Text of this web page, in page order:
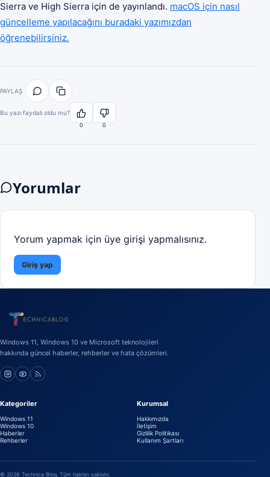
Sierra ve High Sierra için de yayınlandı. macOS için nasıl
güncelleme yapılacağını buradaki yazımızdan
öğrenebilirsiniz.
PAYLAŞ
Bu yazı faydalı oldu mu?
0 0
Yorumlar
Yorum yapmak için üye girişi yapmalısınız.
Giriş yap
Windows 11, Windows 10 ve Microsoft teknolojileri
hakkında güncel haberler, rehberler ve hata çözümleri.
Kategoriler
Windows 11
Windows 10
Haberler
Rehberler
Kurumsal
Hakkımızda
İletişim
Gizlilik Politikası
Kullanım Şartları
© 2026 Technica Blog. Tüm hakları saklıdır.